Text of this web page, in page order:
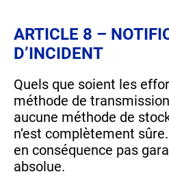
ARTICLE 8 –
D’INCIDENT
Quels que soient les
méthode de
aucune méthode de
n’est complètement
en conséquence pas
absolue.